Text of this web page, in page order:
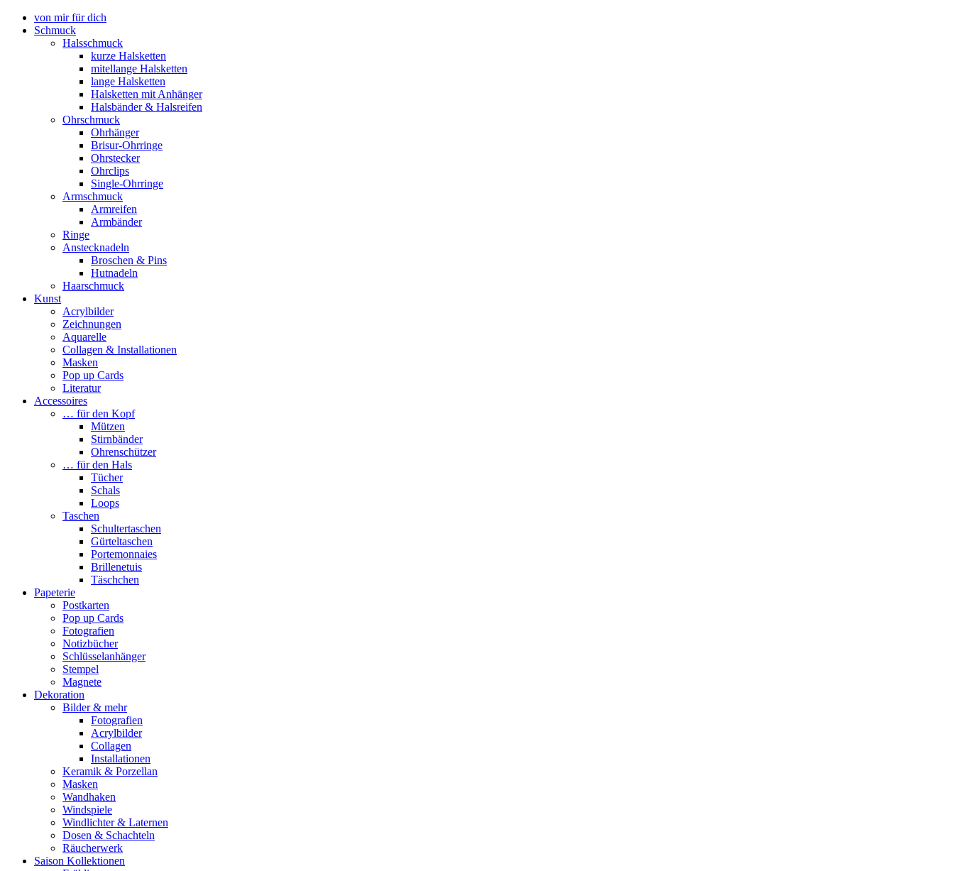
von mir für dich
Schmuck
Halsschmuck
kurze Halsketten
mitellange Halsketten
lange Halsketten
Halsketten mit Anhänger
Halsbänder & Halsreifen
Ohrschmuck
Ohrhänger
Brisur-Ohrringe
Ohrstecker
Ohrclips
Single-Ohrringe
Armschmuck
Armreifen
Armbänder
Ringe
Anstecknadeln
Broschen & Pins
Hutnadeln
Haarschmuck
Kunst
Acrylbilder
Zeichnungen
Aquarelle
Collagen & Installationen
Masken
Pop up Cards
Literatur
Accessoires
… für den Kopf
Mützen
Stirnbänder
Ohrenschützer
… für den Hals
Tücher
Schals
Loops
Taschen
Schultertaschen
Gürteltaschen
Portemonnaies
Brillenetuis
Täschchen
Papeterie
Postkarten
Pop up Cards
Fotografien
Notizbücher
Schlüsselanhänger
Stempel
Magnete
Dekoration
Bilder & mehr
Fotografien
Acrylbilder
Collagen
Installationen
Keramik & Porzellan
Masken
Wandhaken
Windspiele
Windlichter & Laternen
Dosen & Schachteln
Räucherwerk
Saison Kollektionen